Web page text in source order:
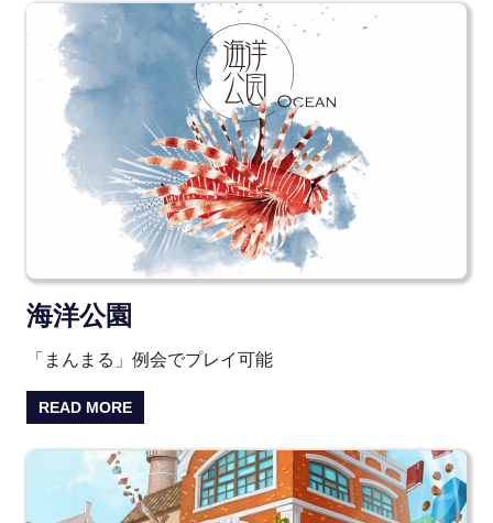
海洋公園
「まんまる」例会でプレイ可能
READ MORE